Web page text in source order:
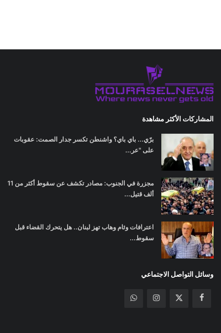
المشاركات الأكثر مشاهدة
برّي... باي باي؟ واشنطن تكسر جدار الصمت: عقوبات
على "عر...
مجزرة في الجنوب: مصادر تكشف عن سقوط أكثر من 11
ألف قتيل...
اعترافات وئام وهاب تهز لبنان.. هل يتحرك القضاء قبل
سقوط...
وسائل التواصل الاجتماعي